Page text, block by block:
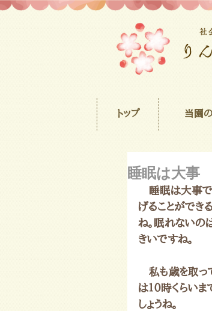
トップ 当園
睡眠は大事
睡眠は大事で
げることができ
ね。眠れないの
きいですね。
私も歳を取っ
は１０時くらい
しょうね。